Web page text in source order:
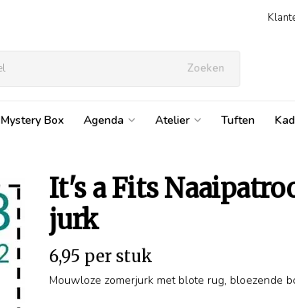
Zoeken
Mystery Box Agenda Atelier Tuften
It's a Fits
jurk
6,95 per stuk
Mouwloze zomerjurk met blote rug, bloezende